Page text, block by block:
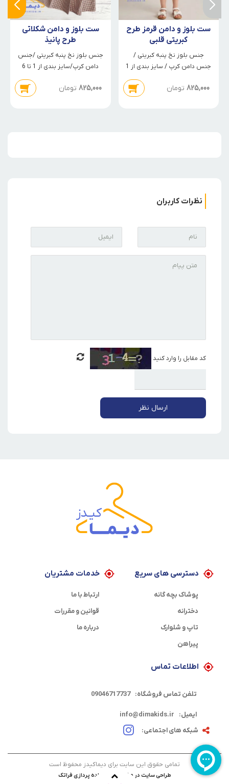
ست بلوز و دامن قرمز طرح
کبریتی قلبی
جنس بلوز نخ پنبه کبریتی /
جنس دامن کرپ / سایز بندی از 1
825,000 تومان
ست بلوز و دامن شکلاتی
طرح پانیذ
جنس بلوز نخ پنبه کبریتی /جنس
دامن کرپ/سایز بندی از 1 تا 6
825,000 تومان
نظرات کاربران
کد مقابل را وارد کنید
ارسال نظر
دسترسی های سریع
پوشاک بچه گانه
دخترانه
تاپ و شلوارک
پیراهن
خدمات مشتریان
ارتباط با ما
قوانین و مقررات
درباره ما
اطلاعات تماس
تلفن تماس فروشگاه: 09046717737
ایمیل:
info@dimakids.ir
شبکه های اجتماعی:
تمامی حقوق این سایت برای دیماکیدز محفوظ است
طراحی سایت در مشهد توسط داده پردازی فراتک